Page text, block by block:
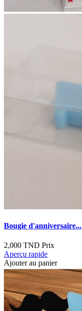
Bougie d'anniversaire...
2,000 TND Prix
Aperçu rapide
Ajouter au panier